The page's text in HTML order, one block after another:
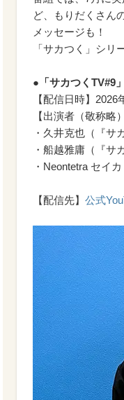
ど、もりだくさん
メッセージも！
「サカつく」シリ
●「サカつくTV#9
【配信日時】
【出演者（敬称略）
・久井克也（『サ
・船越雅庸（『サ
・Neontetra セイ
【配信先】 公式